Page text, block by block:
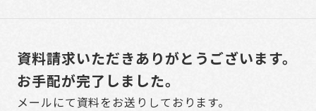
資料請求いただきありがとうございます。
お手配が完了しました。
メールにて資料をお送りしております。